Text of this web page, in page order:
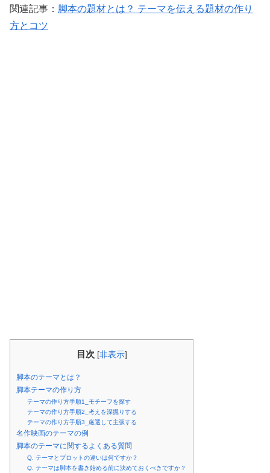
関連記事： 脚本の題材とは？ テーマを伝える題材の作り
方とコツ
目次 [非表示]
脚本のテーマとは？
脚本テーマの作り方
テーマの作り方手順1_モチーフを探す
テーマの作り方手順2_考えを深掘りする
テーマの作り方手順3_厳選して主張する
名作映画のテーマの例
脚本のテーマに関するよくある質問
Q. テーマとプロットの違いは何ですか？
Q. テーマは脚本を書き始める前に決めておくべきですか？